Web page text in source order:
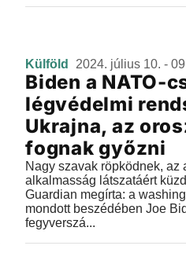
Külföld 2024. július 10. -
Biden a NATO-
légvédelmi
Ukrajna, az
fognak győzni
Nagy szavak röpködnek, az
alkalmasság látszatáért
Guardian megírta: a
mondott beszédében Joe
fegyverszá...